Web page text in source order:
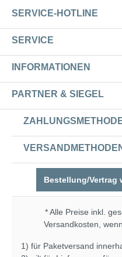
SERVICE-HOTLINE
SERVICE
INFORMATIONEN
PARTNER & SIEGEL
Bestellung/Vertrag
* Alle Preise inkl.
Versandkosten ,
1) für Paketversand